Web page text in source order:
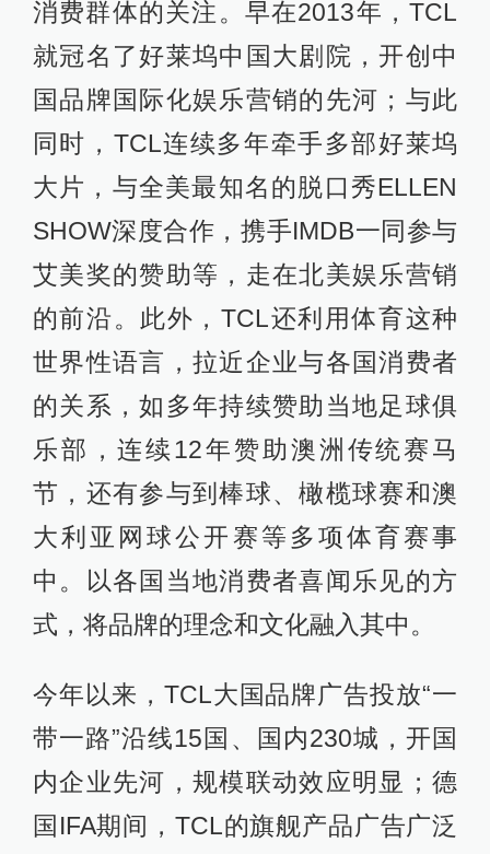
消费群体的关注。早在2013年，TCL
就冠名了好莱坞中国大剧院，开创中
国品牌国际化娱乐营销的先河；与此
同时，TCL连续多年牵手多部好莱坞
大片，与全美最知名的脱口秀ELLEN
SHOW深度合作，携手IMDB一同参与
艾美奖的赞助等，走在北美娱乐营销
的前沿。此外，TCL还利用体育这种
世界性语言，拉近企业与各国消费者
的关系，如多年持续赞助当地足球俱
乐部，连续12年赞助澳洲传统赛马
节，还有参与到棒球、橄榄球赛和澳
大利亚网球公开赛等多项体育赛事
中。以各国当地消费者喜闻乐见的方
式，将品牌的理念和文化融入其中。
今年以来，TCL大国品牌广告投放“一
带一路”沿线15国、国内230城，开国
内企业先河，规模联动效应明显；德
国IFA期间，TCL的旗舰产品广告广泛